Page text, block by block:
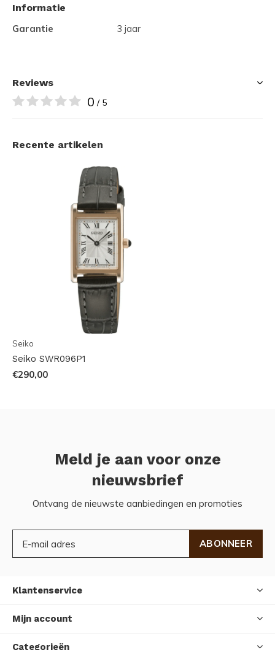
Informatie
Garantie
3 jaar
Reviews
0 / 5
Recente artikelen
Seiko
Seiko SWR096P1
€290,00
Meld je aan voor onze
nieuwsbrief
Ontvang de nieuwste aanbiedingen en promoties
ABONNEER
Klantenservice
Mijn account
Categorieën